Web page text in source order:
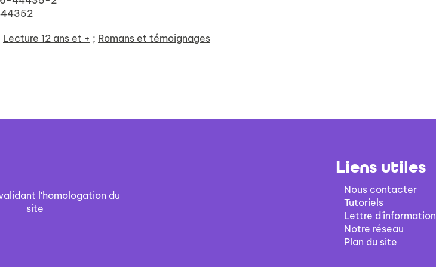
Lecture 12 ans et + ; Romans et témoignages
Liens utiles
Nous contacter
Tutoriels
Lettre d'information
Notre réseau
Plan du site